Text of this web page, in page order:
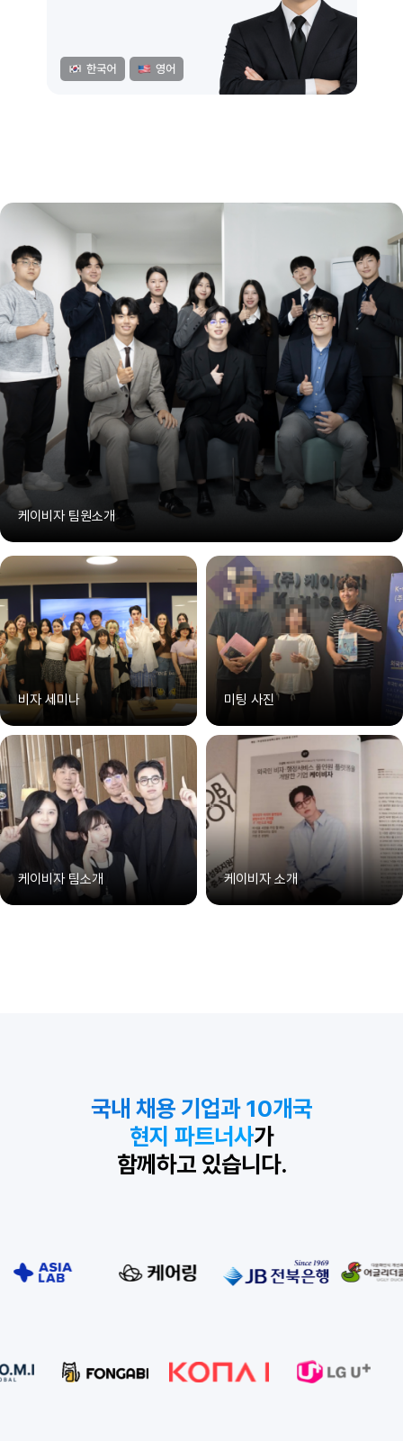
케이비자 팀원소개
비자 세미나 미팅 사진
케이비자 팀소개 케이비자 소개
국내 채용 기업과 10개국
현지 파트너사가
함께하고 있습니다.